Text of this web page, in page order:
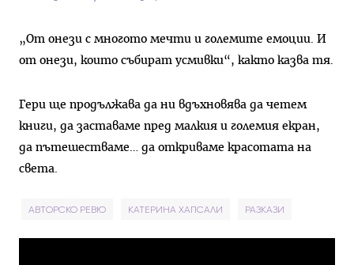
„От онези с многото мечти и големите емоции. И
от онези, които събират усмивки“, както казва тя.
Гери ще продължава да ни вдъхновява да четем
книги, да заставаме пред малкия и големия екран,
да пътешестваме… да откриваме красотата на
света.
АВТОРСКО РЕВЮ КАТЕРИНА ХАПСАЛИ РАЗКАЗИ